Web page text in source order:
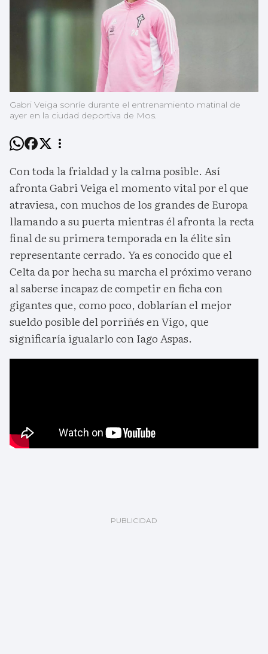
Gabri Veiga sonríe durante el entrenamiento matinal de
ayer en la ciudad deportiva de Mos.
Con toda la frialdad y la calma posible. Así
afronta Gabri Veiga el momento vital por el que
atraviesa, con muchos de los grandes de Europa
llamando a su puerta mientras él afronta la recta
final de su primera temporada en la élite sin
representante cerrado. Ya es conocido que el
Celta da por hecha su marcha el próximo verano
al saberse incapaz de competir en ficha con
gigantes que, como poco, doblarían el mejor
sueldo posible del porriñés en Vigo, que
significaría igualarlo con Iago Aspas.